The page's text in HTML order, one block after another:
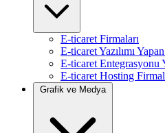
E-ticaret Firmaları
E-ticaret Yazılımı
E-ticaret Entegrasyonu
E-ticaret Hosting
Grafik ve Medya